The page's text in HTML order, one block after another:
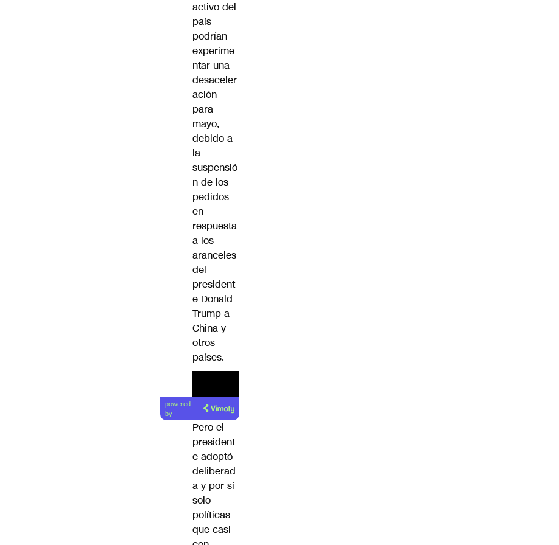
activo del
país
podrían
experime
ntar una
desaceler
ación
para
mayo,
debido a
la
suspensió
n de los
pedidos
en
respuesta
a los
aranceles
del
president
e Donald
Trump a
China y
otros
países.
powered
by
Pero el
president
e adoptó
deliberad
a y por sí
solo
políticas
que casi